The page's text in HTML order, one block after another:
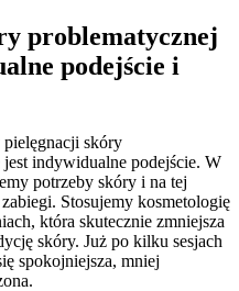
problematycznej
podejście i
skóry
indywidualne podejście. W
potrzeby skóry i na tej
Stosujemy kosmetologię
która skutecznie zmniejsza
skóry. Już po kilku sesjach
spokojniejsza, mniej